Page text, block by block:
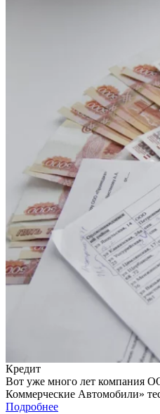
Кредит
Вот уже много лет компания
Коммерческие Автомобили»
Подробнее